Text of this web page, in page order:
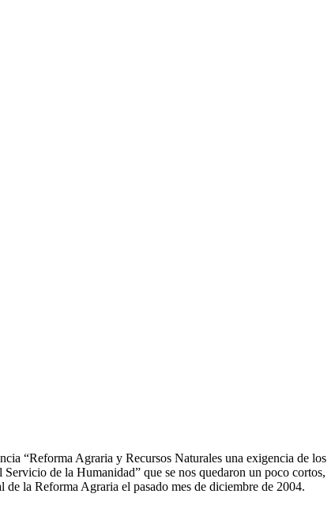
“Reforma Agraria y Recursos Naturales una exigencia de los
de la Humanidad” que se nos quedaron un poco cortos,
la Reforma Agraria el pasado mes de diciembre de 2004.